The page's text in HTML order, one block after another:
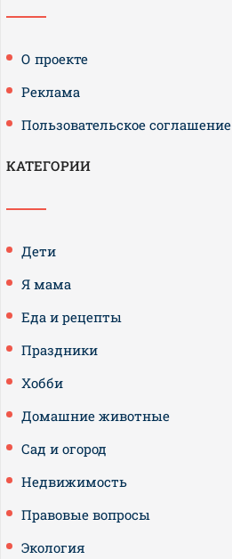
О проекте
Реклама
Пользовательское соглашение
КАТЕГОРИИ
Дети
Я мама
Еда и рецепты
Праздники
Хобби
Домашние животные
Сад и огород
Недвижимость
Правовые вопросы
Экология